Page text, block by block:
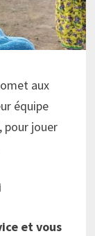
aux
équipe
pour jouer
et vous